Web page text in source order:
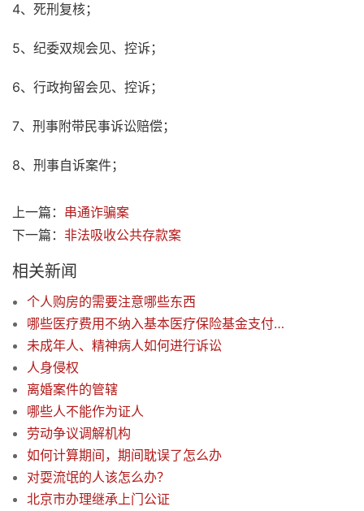
4、死刑复核；
5、纪委双规会见、控诉；
6、行政拘留会见、控诉；
7、刑事附带民事诉讼赔偿；
8、刑事自诉案件；
上一篇： 串通诈骗案
下一篇： 非法吸收公共存款案
相关新闻
个人购房的需要注意哪些东西
哪些医疗费用不纳入基本医疗保险基金支付范围
未成年人、精神病人如何进行诉讼
人身侵权
离婚案件的管辖
哪些人不能作为证人
劳动争议调解机构
如何计算期间，期间耽误了怎么办
对耍流氓的人该怎么办？
北京市办理继承上门公证